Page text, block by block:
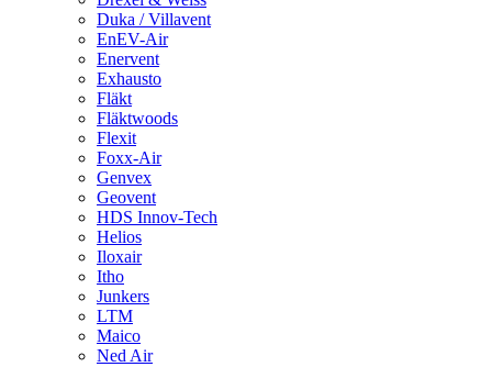
Duka / Villavent
EnEV-Air
Enervent
Exhausto
Fläkt
Fläktwoods
Flexit
Foxx-Air
Genvex
Geovent
HDS Innov-Tech
Helios
Iloxair
Itho
Junkers
LTM
Maico
Ned Air